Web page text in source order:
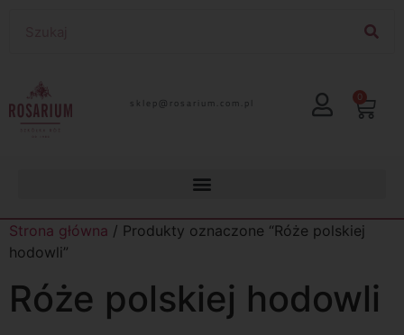
lp.moc.muirasor@pelks 0
Strona główna / Produkty oznaczone “Róże polskiej
hodowli”
Róże polskiej hodowli